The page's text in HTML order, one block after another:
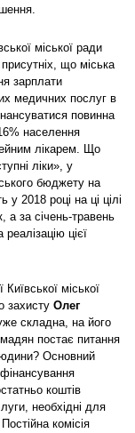
міської ради
що міська
зарплати
медичних послуг в
повинна
населення
лікарем. Що
ліки», у
бюджету на
у 2018 році на ці цілі
а за січень-травень
цієї
міської
захисту Олег
складна, на його
постає питання
Основний
коштів
необхідні для
комісія